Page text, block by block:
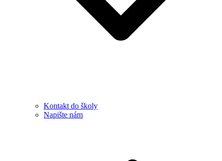
Kontakt do školy
Napište nám